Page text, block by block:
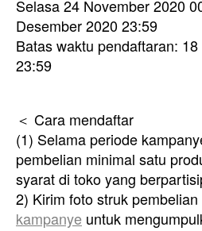
Selasa 24 November 2020
Desember 2020 23:59
Batas waktu pendaftaran:
23:59
＜ Cara mendaftar
(1) Selama periode
pembelian minimal satu
syarat di toko yang
2) Kirim foto struk pembelian
kampanye untuk